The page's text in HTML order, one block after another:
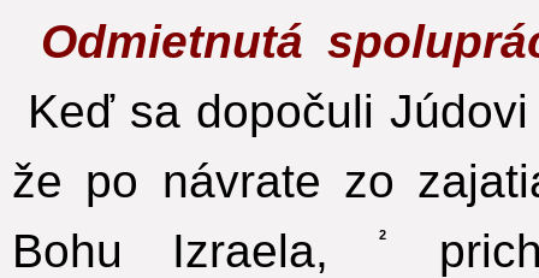
Odmietnutá
Keď sa dopočuli
že po návrate zo
Bohu Izraela,
2